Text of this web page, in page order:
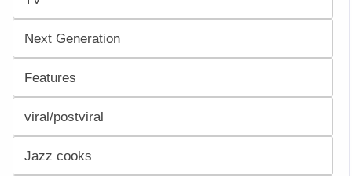
Next Generation
Features
viral/postviral
Jazz cooks